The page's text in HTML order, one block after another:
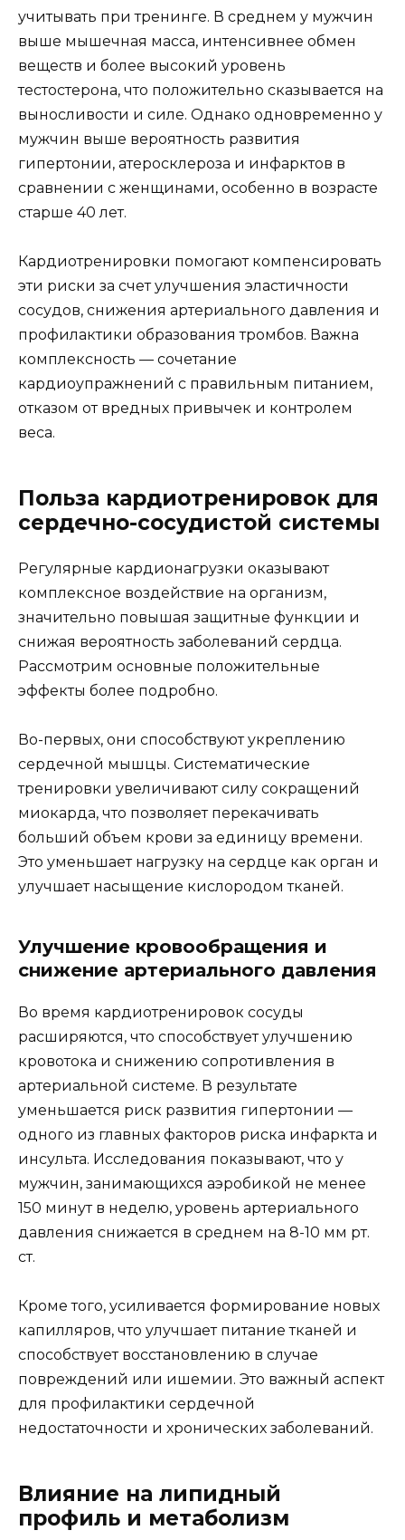
учитывать при тренинге. В среднем у мужчин
выше мышечная масса, интенсивнее обмен
веществ и более высокий уровень
тестостерона, что положительно сказывается на
выносливости и силе. Однако одновременно у
мужчин выше вероятность развития
гипертонии, атеросклероза и инфарктов в
сравнении с женщинами, особенно в возрасте
старше 40 лет.
Кардиотренировки помогают компенсировать
эти риски за счет улучшения эластичности
сосудов, снижения артериального давления и
профилактики образования тромбов. Важна
комплексность — сочетание
кардиоупражнений с правильным питанием,
отказом от вредных привычек и контролем
веса.
Польза кардиотренировок для
сердечно-сосудистой системы
Регулярные кардионагрузки оказывают
комплексное воздействие на организм,
значительно повышая защитные функции и
снижая вероятность заболеваний сердца.
Рассмотрим основные положительные
эффекты более подробно.
Во-первых, они способствуют укреплению
сердечной мышцы. Систематические
тренировки увеличивают силу сокращений
миокарда, что позволяет перекачивать
больший объем крови за единицу времени.
Это уменьшает нагрузку на сердце как орган и
улучшает насыщение кислородом тканей.
Улучшение кровообращения и
снижение артериального давления
Во время кардиотренировок сосуды
расширяются, что способствует улучшению
кровотока и снижению сопротивления в
артериальной системе. В результате
уменьшается риск развития гипертонии —
одного из главных факторов риска инфаркта и
инсульта. Исследования показывают, что у
мужчин, занимающихся аэробикой не менее
150 минут в неделю, уровень артериального
давления снижается в среднем на 8-10 мм рт.
ст.
Кроме того, усиливается формирование новых
капилляров, что улучшает питание тканей и
способствует восстановлению в случае
повреждений или ишемии. Это важный аспект
для профилактики сердечной
недостаточности и хронических заболеваний.
Влияние на липидный
профиль и метаболизм